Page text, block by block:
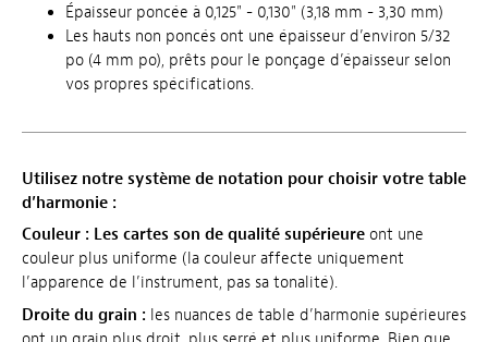
Épaisseur poncée à 0,125" - 0,130" (3,18 mm - 3,30 mm)
Les hauts non poncés ont une épaisseur d’environ 5/32
po (4 mm po), prêts pour le ponçage d’épaisseur selon
vos propres spécifications.
Utilisez notre système de notation pour choisir votre table
d’harmonie :
Couleur : Les cartes son de qualité supérieure ont une
couleur plus uniforme (la couleur affecte uniquement
l’apparence de l’instrument, pas sa tonalité).
Droite du grain : les nuances de table d’harmonie supérieures